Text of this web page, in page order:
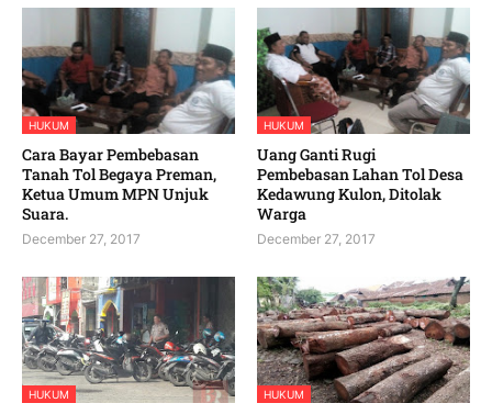
HUKUM
Cara Bayar Pembebasan
Tanah Tol Begaya Preman,
Ketua Umum MPN Unjuk
Suara.
December 27, 2017
HUKUM
Uang Ganti Rugi
Pembebasan Lahan Tol Desa
Kedawung Kulon, Ditolak
Warga
December 27, 2017
HUKUM HUKUM